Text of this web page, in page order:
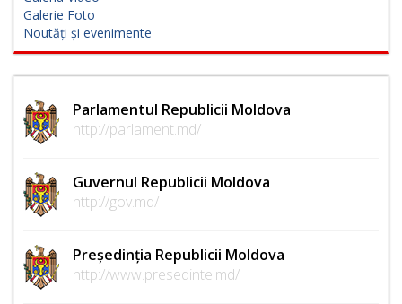
Galerie Foto
Noutăți și evenimente
Parlamentul Republicii Moldova
http://parlament.md/
Guvernul Republicii Moldova
http://gov.md/
Președinția Republicii Moldova
http://www.presedinte.md/